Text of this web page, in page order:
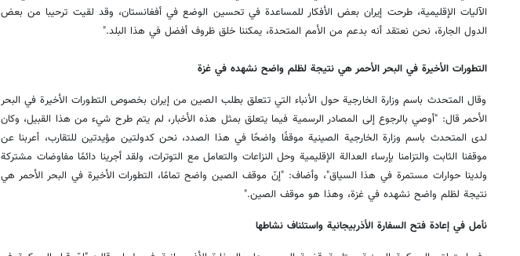
الآليات الإقليمية، طرحت إيران بعض الأفكار للمساعدة في تحسين الوضع في أفغانستان، وقد لقيت ترحيبا من بعض
الدول الجارة، نحن نعتقد أنه بدعم من الأمم المتحدة، يمكننا خلق ظروف أفضل في هذا البلد."
التطورات الأخيرة في البحر الأحمر هي نتيجة لظلم واضح نشهده في غزة
وقال المتحدث باسم وزارة الخارجية حول الأنباء التي تتعلق بطلب الصين من إيران بخصوص التطورات الأخيرة في البحر
الأحمر قال: "أوصي بالرجوع إلى المصادر الرسمية فيما يتعلق بمثل هذه الأخبار، لم يتم طرح شيء من هذا القبيل، وكان
لدى المتحدث باسم وزارة الخارجية الصينية موقفًا واضحًا في هذا الصدد، نحن كدولتين مؤيدتين للتقارب، أعربنا عن
موقفنا الثابت والتزامنا بإرساء العدالة الإقليمية وحل النزاعات والتعامل مع التوترات، ولقد أجرينا دائمًا مفاوضات مشتركة
ولدينا حوارات مستمرة في هذا السياق"، وأضاف: "إنّ موقف الصين واضح تمامًا، التطورات الأخيرة في البحر الأحمر هي
نتيجة لظلم واضح نشهده في غزة، وهذا هو موقف الصين."
نأمل في إعادة فتح السفارة الأذربيجانية واستئناف نشاطها